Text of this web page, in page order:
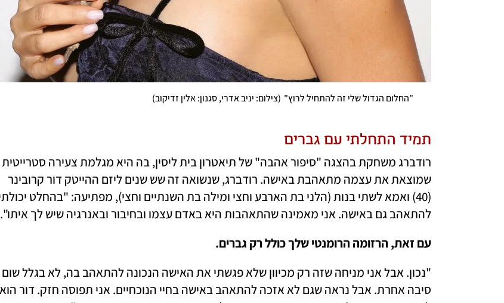
"החלום הגדול שלי זה להתחיל לרוץ" (צילום: יניב אדרי, סגנון: אלין זדיקוב)
תמיד התחלתי עם גברים
להתאהב גם באישה. אני מאמינה שהתאהבות היא באדם עצמו ובחיבור ובאנרגיה שיש לך איתו".
עם זאת, הרזומה הרומנטי שלך כולל רק גברים.